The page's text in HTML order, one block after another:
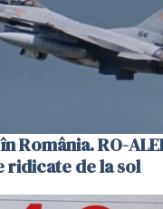
România. RO-
ridicate de la sol